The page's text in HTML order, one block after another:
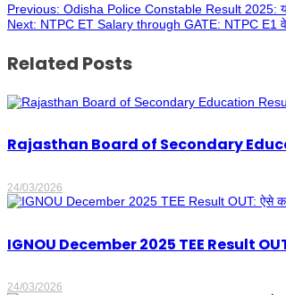
Previous: Odisha Police Constable Result 2025:
Next: NTPC ET Salary through GATE: NTPC E1
Related Posts
Rajasthan Board of Secondary
24/03/2026
IGNOU December 2025 TEE Result
24/03/2026